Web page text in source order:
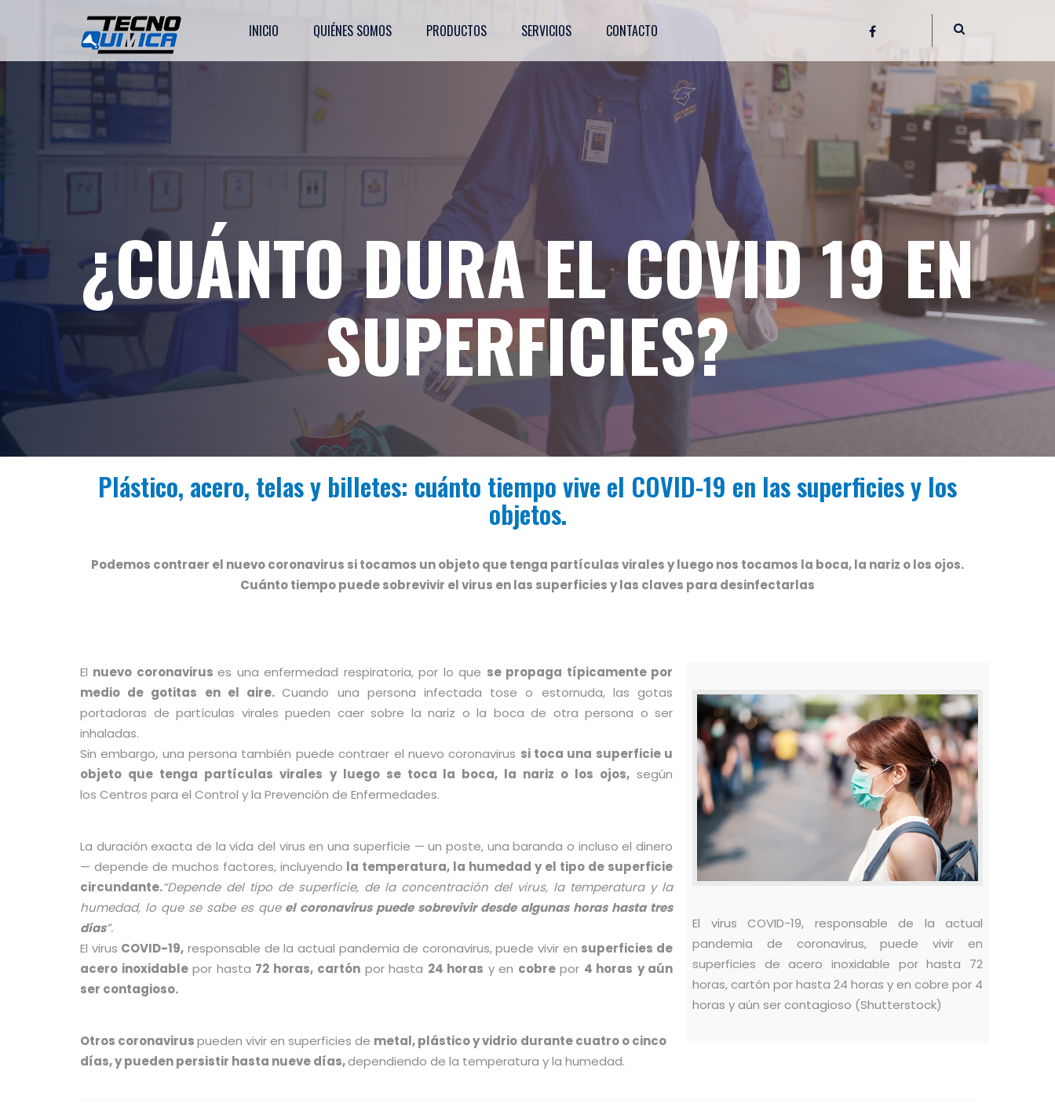
INICIO QUIÉNES SOMOS PRODUCTOS SERVICIOS CONTACTO
¿CUÁNTO DURA EL COVID 19 EN
SUPERFICIES?
Plástico, acero, telas y billetes: cuánto tiempo vive el COVID-19 en las superficies y los
objetos.
Podemos contraer el nuevo coronavirus si tocamos un objeto que tenga partículas virales y luego nos tocamos la boca, la nariz o los ojos.
Cuánto tiempo puede sobrevivir el virus en las superficies y las claves para desinfectarlas
El nuevo coronaviruses una enfermedad respiratoria, por lo que se propaga típicamente por
medio de gotitas en el aire.Cuando una persona infectada tose o estornuda, las gotas
portadoras de partículas virales pueden caer sobre la nariz o la boca de otra persona o ser
inhaladas.
Sin embargo, una persona también puede contraer el nuevo coronavirus si toca una superficie u
objeto que tenga partículas virales y luego se toca la boca, la nariz o los ojos, según
los Centros para el Control y la Prevención de Enfermedades​.
La duración exacta de la vida del virus en una superficie — un poste, una baranda o incluso el dinero
— depende de muchos factores, incluyendo la temperatura, la humedad y el tipo de superficie
circundante.“Depende del tipo de superficie, de la concentración del virus, la temperatura y la
humedad, lo que se sabe es queel coronavirus puede sobrevivir desde algunas horas hasta tres
días”.
El virus COVID-19, responsable de la actual pandemia de coronavirus, puede vivir en superficies de
acero inoxidablepor hasta 72 horas, cartón por hasta 24 horas y en cobrepor 4 horas y aún
ser contagioso.
Otros coronaviruspueden vivir en superficies de metal, plástico y vidrio durante cuatro o cinco
días, y pueden persistir hasta nueve días,dependiendo de la temperatura y la humedad.
El virus COVID-19, responsable de la actual
pandemia de coronavirus, puede vivir en
superficies de acero inoxidable por hasta 72
horas, cartón por hasta 24 horas y en cobre por 4
horas y aún ser contagioso (Shutterstock)